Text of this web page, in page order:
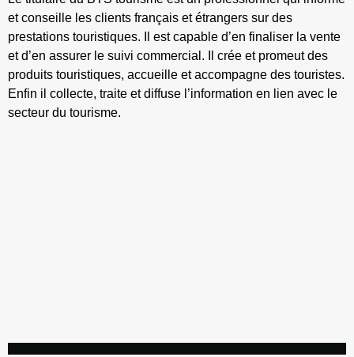
et conseille les clients français et étrangers sur des
prestations touristiques. Il est capable d’en finaliser la vente
et d’en assurer le suivi commercial. Il crée et promeut des
produits touristiques, accueille et accompagne des touristes.
Enfin il collecte, traite et diffuse l’information en lien avec le
secteur du tourisme.